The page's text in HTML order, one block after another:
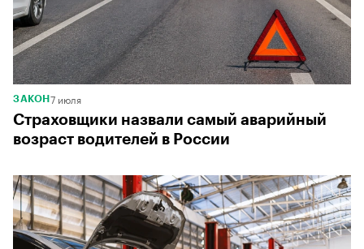
ЗАКОН 7 июля
Страховщики назвали самый аварийный
возраст водителей в России